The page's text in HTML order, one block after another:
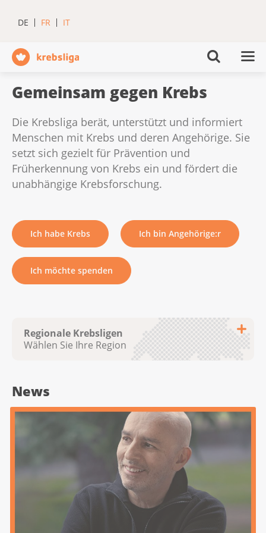
DE FR IT
Gemeinsam gegen Krebs
Die Krebsliga berät, unterstützt und informiert
Menschen mit Krebs und deren Angehörige. Sie
setzt sich gezielt für Prävention und
Früherkennung von Krebs ein und fördert die
unabhängige Krebsforschung.
Ich habe Krebs Ich bin Angehörige:r
Ich möchte spenden
Regionale Krebsligen
Wählen Sie Ihre Region
Krebsliga Aargau
Krebsliga beider Basel
Ligue genevoise contre le cancer
Krebsliga Graubünden
Ligue jurassienne contre le cancer
Ligue neuchâteloise contre le cancer
News